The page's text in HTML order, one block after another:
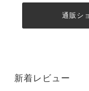
通販シ
新着レビュー